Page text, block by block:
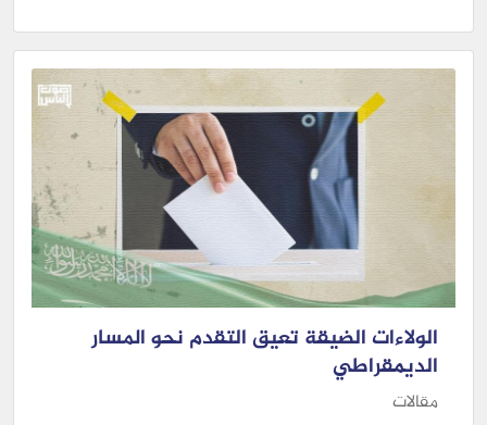
الولاءات الضيقة تعيق التقدم نحو المسار
الديمقراطي
مقالات